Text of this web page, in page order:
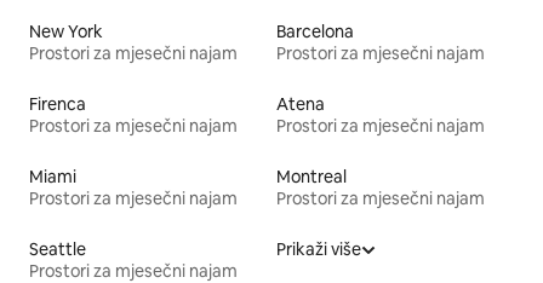
New York
Prostori za mjesečni najam
Barcelona
Prostori za mjesečni najam
Firenca
Prostori za mjesečni najam
Atena
Prostori za mjesečni najam
Miami
Prostori za mjesečni najam
Montreal
Prostori za mjesečni najam
Seattle
Prostori za mjesečni najam
Prikaži više